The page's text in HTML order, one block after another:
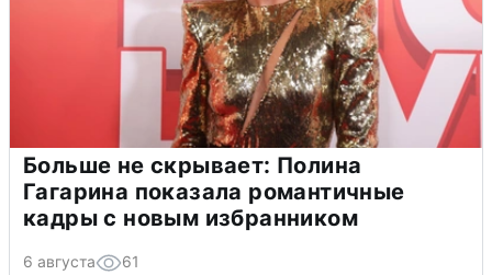
Больше не скрывает: Полина
Гагарина показала романтичные
кадры с новым избранником
6 августа 61